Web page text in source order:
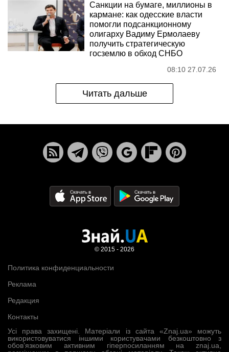
Санкции на бумаге, миллионы в
кармане: как одесские власти
помогли подсанкционному
олигарху Вадиму Ермолаеву
получить стратегическую
госземлю в обход СНБО
08:10 27.07.26
Читать дальше
Усі права захищені. Матеріали із сайта «Znaj.ua» можуть
використовуватися іншими користувачами безкоштовно з
обов’язковим активним гіперпосиланням на znaj.ua,
Политика конфиденциальности
Реклама
Редакция
Контакты
© 2015 - 2026